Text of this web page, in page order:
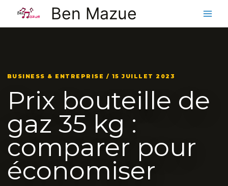
contenu
Ben Mazue
BUSINESS & ENTREPRISE / 15 JUILLET 2023
Prix bouteille de
gaz 35 kg :
comparer pour
économiser